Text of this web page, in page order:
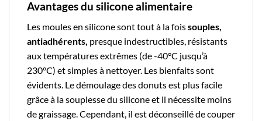
Avantages du silicone alimentaire
Les moules en siliconesont tout à la foissouples,
antiadhérents, presque indestructibles, résistants
aux températures extrêmes (de -40°C jusqu’à
230°C) et simples à nettoyer. Les bienfaits sont
évidents. Le démoulage des donuts est plus facile
grâce à la souplesse du silicone et il nécessite moins
de graissage. Cependant, il est déconseillé de couper